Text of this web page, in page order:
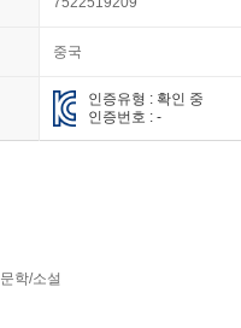
중국
인증유형 : 확인 중
인증번호 : -
문학/소설